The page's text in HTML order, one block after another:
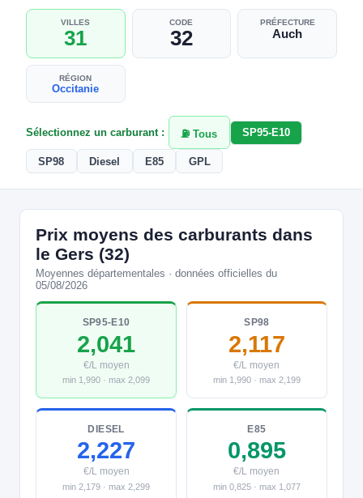
VILLES
31
CODE
32
PRÉFECTURE
Auch
RÉGION
Occitanie
Sélectionnez un carburant : ⛽ Tous SP95-E10
SP98 Diesel E85 GPL
Prix moyens des carburants dans
le Gers (32)
Moyennes départementales · données officielles du
05/08/2026
SP95-E10
2,041
€/L moyen
min 1,990 · max 2,099
SP98
2,117
€/L moyen
min 1,990 · max 2,199
DIESEL
2,227
€/L moyen
min 2,179 · max 2,299
E85
0,895
€/L moyen
min 0,825 · max 1,077